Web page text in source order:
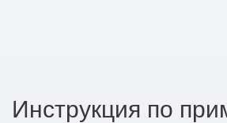
Инструкция по